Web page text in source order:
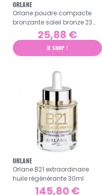
ORLANE
Orlane poudre compacte
bronzante soleil bronze 23
25,88 €
JE SHOP !
ORLANE
Orlane B21 extraordinaire
huile régénérante 30ml
145,80 €